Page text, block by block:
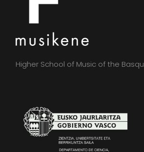
Higher School of Music of the